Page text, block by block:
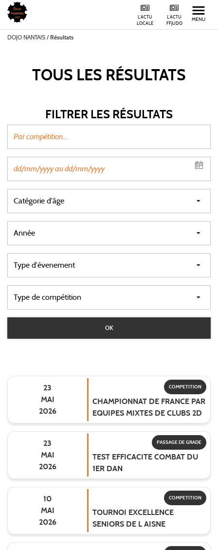
L'ACTU
FFJUDO
L'ACTU
LOCALE
MENU
DOJO NANTAIS / Résultats
TOUS LES RÉSULTATS
FILTRER LES RÉSULTATS
23
MAI
2026
COMPETITION
CHAMPIONNAT DE FRANCE PAR
EQUIPES MIXTES DE CLUBS 2D
23
MAI
2026
PASSAGE DE GRADE
TEST EFFICACITE COMBAT DU
1ER DAN
10
MAI
2026
COMPETITION
TOURNOI EXCELLENCE
SENIORS DE L AISNE